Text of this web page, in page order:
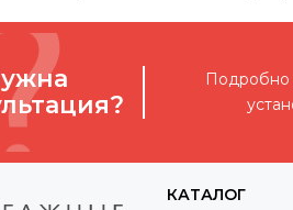
Подробно
КАТАЛОГ